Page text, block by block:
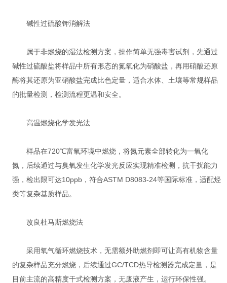
‌碱性过硫酸钾消解法‌
属于非燃烧的湿法检测方案，操作简单无强毒害试剂，先通过
碱性过硫酸盐将样品中所有形态的氮氧化为硝酸盐，再用硝酸还原
酶将其还原为亚硝酸盐完成比色定量，适合水体、土壤等常规样品
的批量检测，检测流程更温和安全。
‌高温燃烧化学发光法‌
样品在720℃富氧环境中燃烧，将氮元素全部转化为一氧化
氮，后续通过与臭氧发生化学发光反应实现精准检测，抗干扰能力
强，检出限可达10ppb，符合ASTM D8083-24等国际标准，适配烃
类等复杂基质样品。
‌改良杜马斯燃烧法‌
采用氧气循环燃烧技术，无需额外助燃剂即可让高有机物含量
的复杂样品充分燃烧，后续通过GC/TCD热导检测器完成定量，是
目前主流的高精度干式检测方案，无废液产生，运行环保性强。